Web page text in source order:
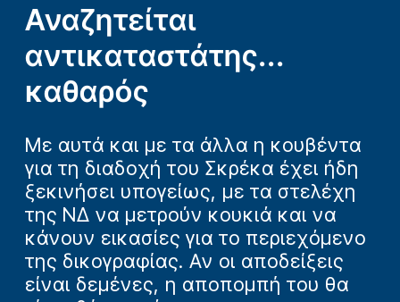
Αναζητείται
αντικαταστάτης...
καθαρός
Με αυτά και με τα άλλα η κουβέντα
για τη διαδοχή του Σκρέκα έχει ήδη
ξεκινήσει υπογείως, με τα στελέχη
της ΝΔ να μετρούν κουκιά και να
κάνουν εικασίες για το περιεχόμενο
της δικογραφίας. Αν οι αποδείξεις
είναι δεμένες, η αποπομπή του θα